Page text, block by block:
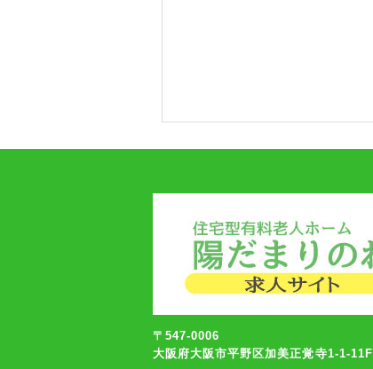
〒547-0006
大阪府大阪市平野区加美正覚寺1-1-11F